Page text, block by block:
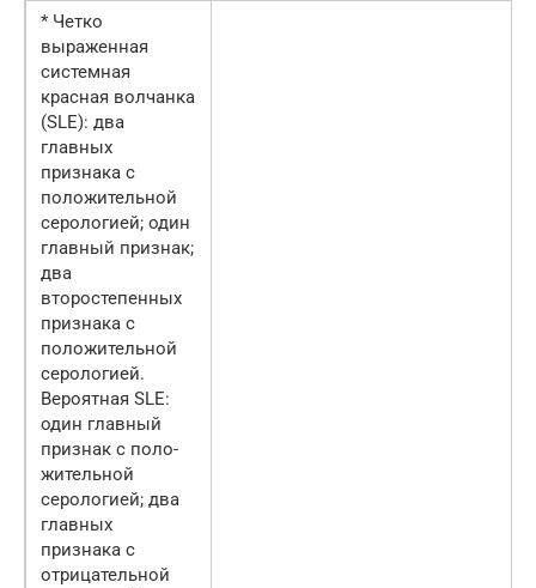
* Четко
выраженная
системная
красная волчанка
(SLE): два
главных
признака с
положительной
серологией; один
главный признак;
два
второстепенных
призна­ка с
положительной
серологией.
Вероятная SLE:
один главный
признак с поло­
жительной
серологией; два
главных
признака с
отрицательной